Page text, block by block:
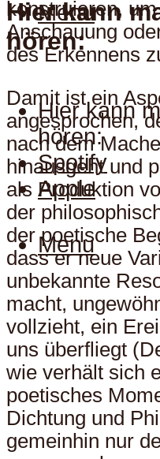
Menu
Hier kann
hören:
Hier kann
hören:
Spotify
Apple
Menu
konstruieren,
Anschauung
des Erkennens
Damit ist ein
angesprochen,
nach dem
hinausgeht und
als Produktion
der
der poetische
dass er neue
unbekannte
macht,
vollzieht, ein
uns überfliegt
wie verhält sich
poetisches
Dichtung und
gemeinhin nur